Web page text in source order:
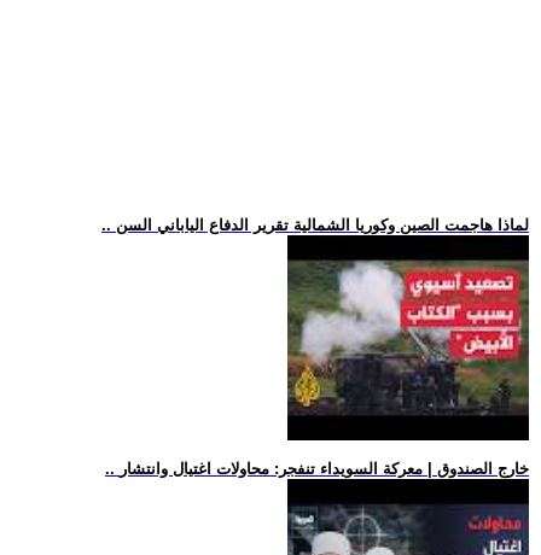
.. لماذا هاجمت الصين وكوريا الشمالية تقرير الدفاع الياباني السن
.. خارج الصندوق | معركة السويداء تنفجر: محاولات اغتيال وانتشار